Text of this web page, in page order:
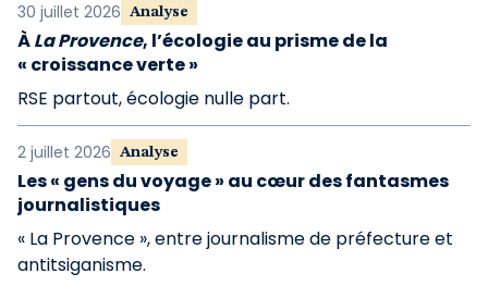
30 juillet 2026 Analyse
ÀLa Provence, l’écologie au prisme de la
« croissance verte »
RSE partout, écologie nulle part.
2 juillet 2026 Analyse
Les « gens du voyage » au cœur des fantasmes
journalistiques
« La Provence », entre journalisme de préfecture et
antitsiganisme.